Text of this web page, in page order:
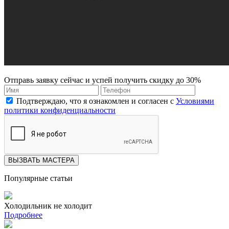
Отправь заявку сейчас и успей получить скидку до 30%
Подтверждаю, что я ознакомлен и согласен с Условиями
политики конфиденциальности
ВЫЗВАТЬ МАСТЕРА
Популярные статьи
Холодильник не холодит
Подробнее